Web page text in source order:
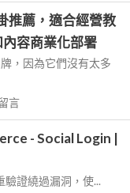
推薦，適合經營教
容商業化部署
，因為它們沒有太多
言
- Social Login |
證繞過漏洞，使...